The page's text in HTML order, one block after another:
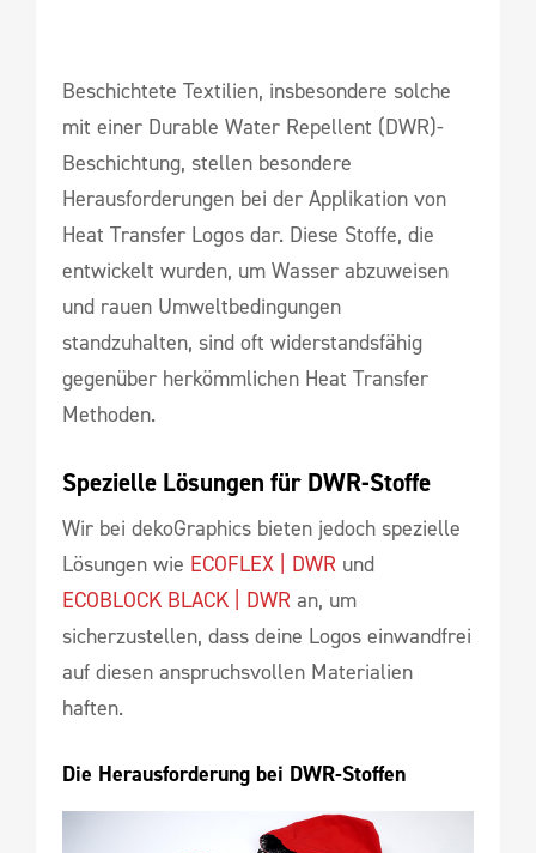
Beschichtete Textilien, insbesondere solche
mit einer Durable Water Repellent (DWR)-
Beschichtung, stellen besondere
Herausforderungen bei der Applikation von
Heat Transfer Logos dar. Diese Stoffe, die
entwickelt wurden, um Wasser abzuweisen
und rauen Umweltbedingungen
standzuhalten, sind oft widerstandsfähig
gegenüber herkömmlichen Heat Transfer
Methoden.
Spezielle Lösungen für DWR-Stoffe
Wir bei dekoGraphics bieten jedoch spezielle
Lösungen wie ECOFLEX | DWR und
ECOBLOCK BLACK | DWR an, um
sicherzustellen, dass deine Logos einwandfrei
auf diesen anspruchsvollen Materialien
haften.
Die Herausforderung bei DWR-Stoffen